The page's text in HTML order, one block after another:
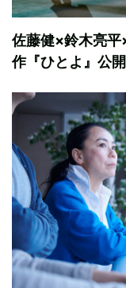
佐藤健×鈴木亮
作『ひとよ』公